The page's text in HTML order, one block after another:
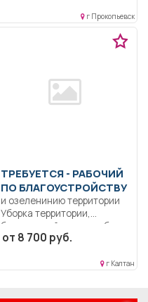
г Прокопьевск
ТРЕБУЕТСЯ - РАБОЧИЙ
ПО БЛАГОУСТРОЙСТВУ
и озеленинию территории
Уборка территории,
благоустройство клумб..
Неполный рабочий день/
от 8 700 руб.
г Калтан